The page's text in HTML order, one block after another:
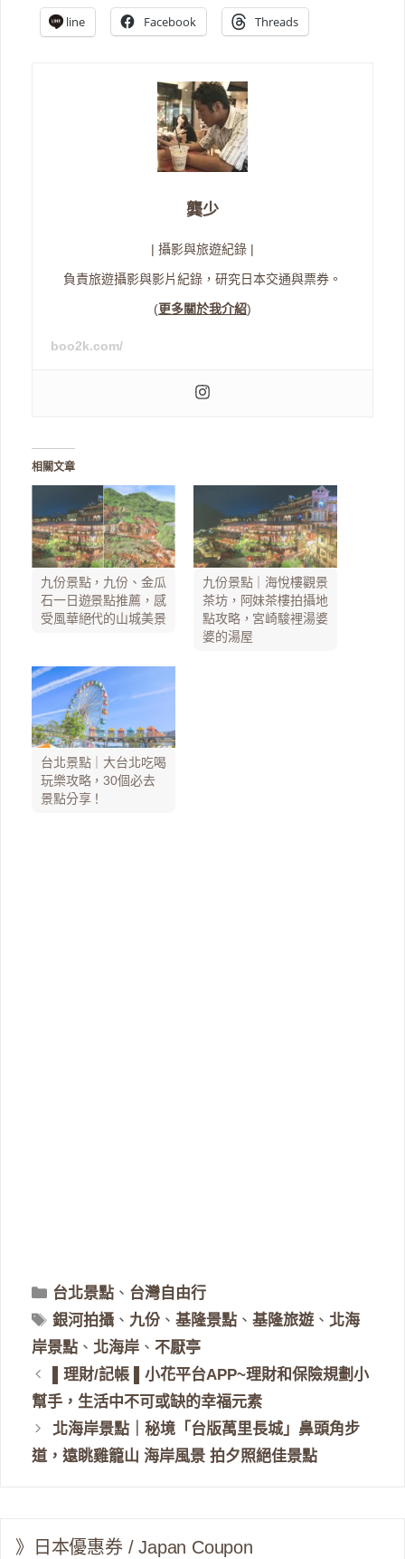
line Facebook Threads
龔少
| 攝影與旅遊紀錄 |
負責旅遊攝影與影片紀錄，研究日本交通與票券。
(更多關於我介紹)
boo2k.com/
相關文章
九份景點，九份、金瓜
石一日遊景點推薦，感
受風華絕代的山城美景
九份景點｜海悅樓觀景
茶坊，阿妹茶樓拍攝地
點攻略，宮崎駿裡湯婆
婆的湯屋
台北景點｜大台北吃喝
玩樂攻略，30個必去
景點分享！
分
類
台北景點 、 台灣自由行
標
籤
銀河拍攝 、 九份 、基隆景點 、基隆旅遊、北海
岸景點 、 北海岸 、 不厭亭
▌理財/記帳 ▌小花平台APP~理財和保險規劃小
幫手，生活中不可或缺的幸福元素
北海岸景點｜秘境「台版萬里長城」鼻頭角步
道，遠眺雞籠山 海岸風景 拍夕照絕佳景點
》日本優惠券 / Japan Coupon